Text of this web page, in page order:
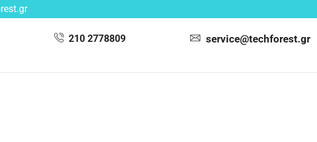
210 2778809 service@techforest.gr